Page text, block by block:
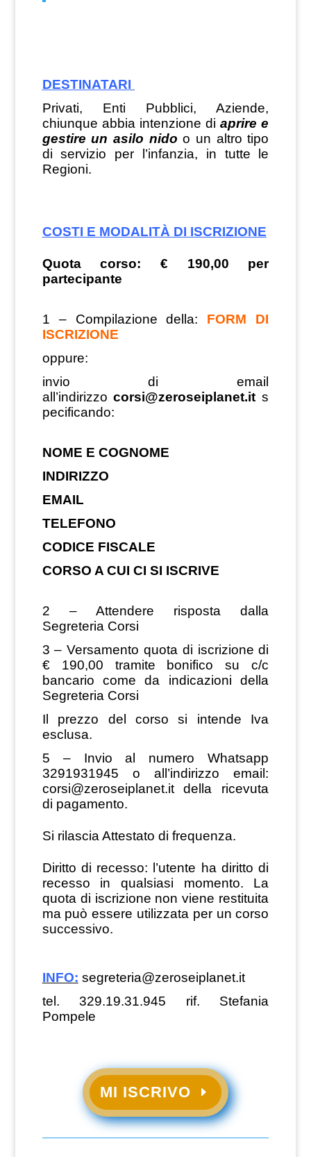
DESTINATARI
Privati, Enti Pubblici, Aziende,
chiunque abbia intenzione di aprire e
gestire un asilo nidoo un altro tipo
di servizio per l’infanzia, in tutte le
Regioni.
COSTI E MODALITÀ DI ISCRIZIONE
Quota corso: € 190,00 per
partecipante
1 – Compilazione della:
FORM DI
ISCRIZIONE
oppure:
invio di email
all’indirizzocorsi@zeroseiplanet.it s
pecificando:
NOME E COGNOME
INDIRIZZO
EMAIL
TELEFONO
CODICE FISCALE
CORSO A CUI CI SI ISCRIVE
2 – Attendere risposta dalla
Segreteria Corsi
3 – Versamento quota di iscrizione di
€ 190,00 tramite bonifico su c/c
bancario come da indicazioni della
Segreteria Corsi
Il prezzo del corso si intende Iva
esclusa.
5 – Invio al numero Whatsapp
3291931945 o all’indirizzo email:
corsi@zeroseiplanet.itdella ricevuta
di pagamento.
Si rilascia Attestato di frequenza.
Diritto di recesso: l’utente ha diritto di
recesso in qualsiasi momento. La
quota di iscrizione non viene restituita
ma può essere utilizzata per un corso
successivo.
INFO: segreteria@zeroseiplanet.it
tel. 329.19.31.945 rif. Stefania
Pompele
MI ISCRIVO